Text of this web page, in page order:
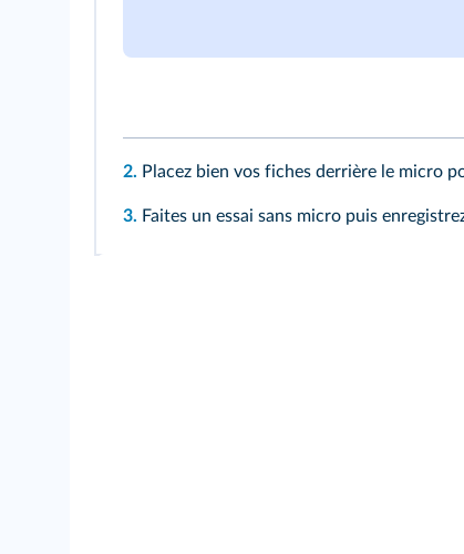
2. Placez bien vos fiches derrière le micro
3. Faites un essai sans micro puis